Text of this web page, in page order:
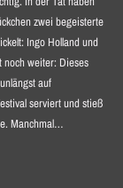
zwei begeisterte
Ingo Holland und
noch weiter: Dieses
auf
serviert und stieß
Manchmal…